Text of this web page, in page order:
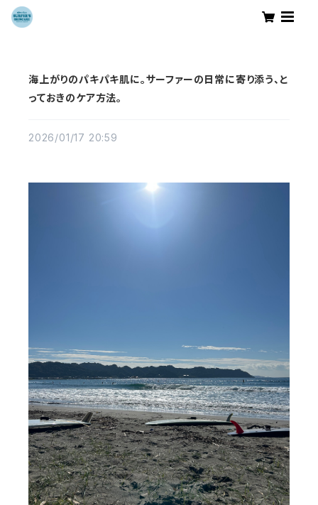
海上がりのパキパキ肌に。サーファーの日常に寄り添う、と
っておきのケア方法。
2026/01/17 20:59